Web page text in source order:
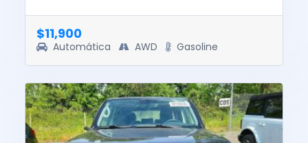
pre-total loss value of t...
$11,900
Automática AWD Gasoline